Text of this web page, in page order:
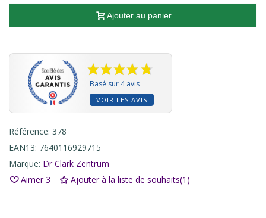
Ajouter au panier
Basé sur 4 avis
VOIR LES AVIS
Référence: 378
EAN13: 7640116929715
Marque: Dr Clark Zentrum
Aimer 3 Ajouter à la liste de souhaits(1 )